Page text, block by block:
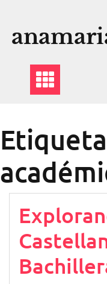
contenido